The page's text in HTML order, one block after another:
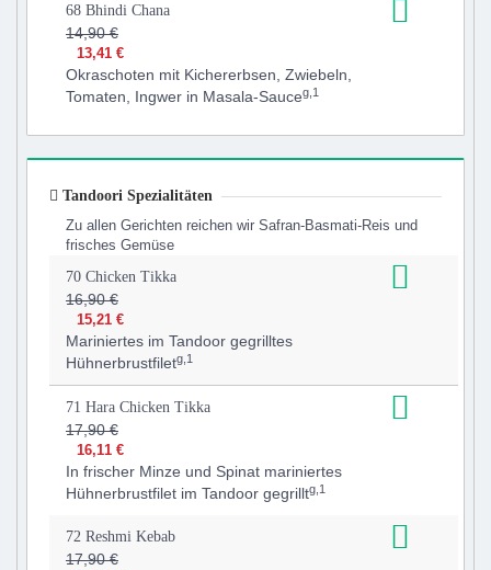
68 Bhindi Chana
14,90 €
13,41 €
Okraschoten mit Kichererbsen, Zwiebeln,
Tomaten, Ingwer in Masala-Sauceg,1
Tandoori Spezialitäten
Zu allen Gerichten reichen wir Safran-Basmati-Reis und
frisches Gemüse
70 Chicken Tikka
16,90 €
15,21 €
Mariniertes im Tandoor gegrilltes
Hühnerbrustfiletg,1
71 Hara Chicken Tikka
17,90 €
16,11 €
In frischer Minze und Spinat mariniertes
Hühnerbrustfilet im Tandoor gegrilltg,1
72 Reshmi Kebab
17,90 €